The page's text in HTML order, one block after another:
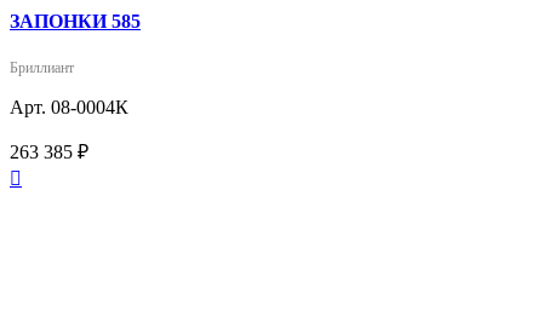
ЗАПОНКИ 585
Бриллиант
Арт. 08-0004К
263 385 ₽
